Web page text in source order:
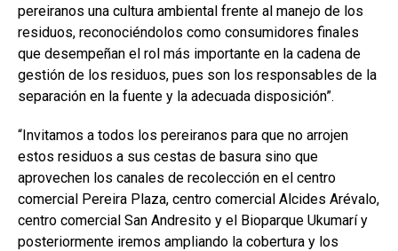
pereiranos una cultura ambiental frente al manejo de los
residuos, reconociéndolos como consumidores finales
que desempeñan el rol más importante en la cadena de
gestión de los residuos, pues son los responsables de la
separación en la fuente y la adecuada disposición”.
“Invitamos a todos los pereiranos para que no arrojen
estos residuos a sus cestas de basura sino que
aprovechen los canales de recolección en el centro
comercial Pereira Plaza, centro comercial Alcides Arévalo,
centro comercial San Andresito y el Bioparque Ukumarí y
posteriormente iremos ampliando la cobertura y los